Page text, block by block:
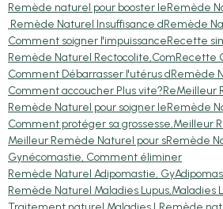
Remède naturel pour booster leRemède
Remède Naturel Insuffisance dRemède
Comment soigner l'impuissanceRecette
Remède Naturel Rectocolite,ComRecette
Comment Débarrasser l'utérus dRemède
Comment accoucher Plus vite?ReMeilleur
Remède Naturel pour soigner leRemède
Comment protéger sa grossesse,Meilleur
Meilleur Remède Naturel pour sRemède
Gynécomastie, Comment éliminer
Remède Naturel Adipomastie, Gy
Remède Naturel Maladies Lupus,Maladies